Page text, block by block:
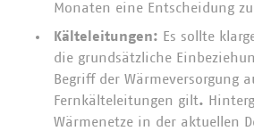
Monaten eine Entscheidung
Kälteleitungen: Es sollte
die grundsätzliche
Begriff der Wärmeversorgung
Fernkälteleitungen gilt.
Wärmenetze in der aktuellen